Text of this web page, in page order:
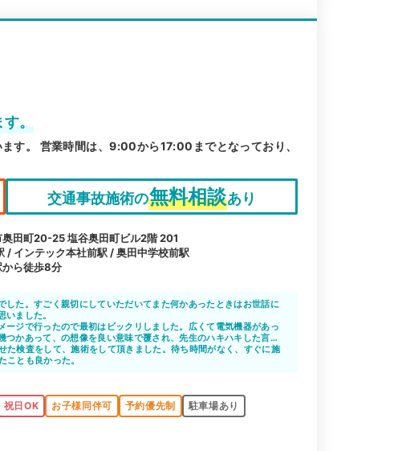
す。
す。 営業時間は、9:00から17:00までとなっており、
交通事故施術の無料相談あり
田町20-25 塩谷奥田町ビル2階 201
/ インテック本社前駅 / 奥田中学校前駅
から徒歩8分
した。すごく親切にしていただいてまた何かあったときはお世話に
いました。
ージで行ったので最初はビックリしました。広くて電気機器があっ
つかあって、の想像を良い意味で覆され、先生のハキハキした言
々説明してくださり安心して治療出来ると思いました
た検査をして、施術をして頂きました。待ち時間がなく、すぐに施
ことも良かった。
祝日OK お子様同伴可 予約優先制
駐車場あり